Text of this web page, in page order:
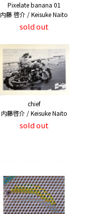
Pixelate banana 01
内藤 啓介 / Keisuke Naito
sold out
chief
内藤啓介 / Keisuke Naito
sold out